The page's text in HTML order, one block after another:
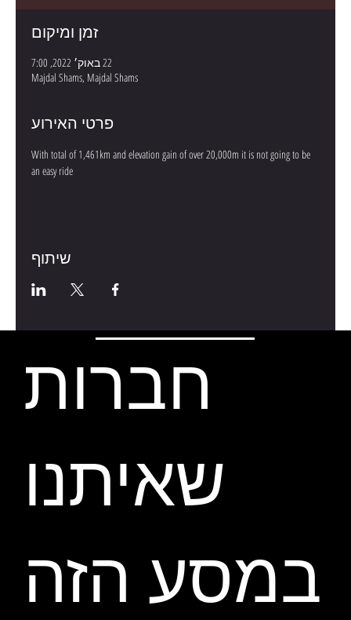
זמן ומיקום
22 באוק׳ 2022, 7:00
Majdal Shams, Majdal Shams
פרטי האירוע
With total of 1,461km and elevation gain of over 20,000m it is not going to be
an easy ride
שיתוף
חברות
שאיתנו
במסע הזה